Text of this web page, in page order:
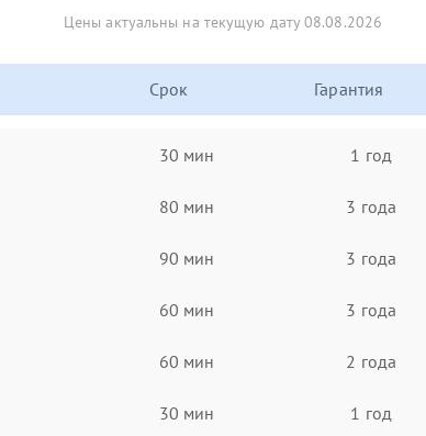
Цены актуальны на текущую дату 08.08.2026
Срок Гарантия
30 мин 1 год
80 мин 3 года
90 мин 3 года
60 мин 3 года
60 мин 2 года
30 мин 1 год